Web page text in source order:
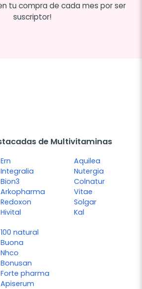
tu compra de cada mes por ser
suscriptor!
de Multivitaminas
Ern
Integralia
Bion3
Arkopharma
Redoxon
Hivital
Aquilea
Nutergia
Colnatur
Vitae
Solgar
Kal
100 natural
Buona
Nhco
Bonusan
Forte pharma
Apiserum